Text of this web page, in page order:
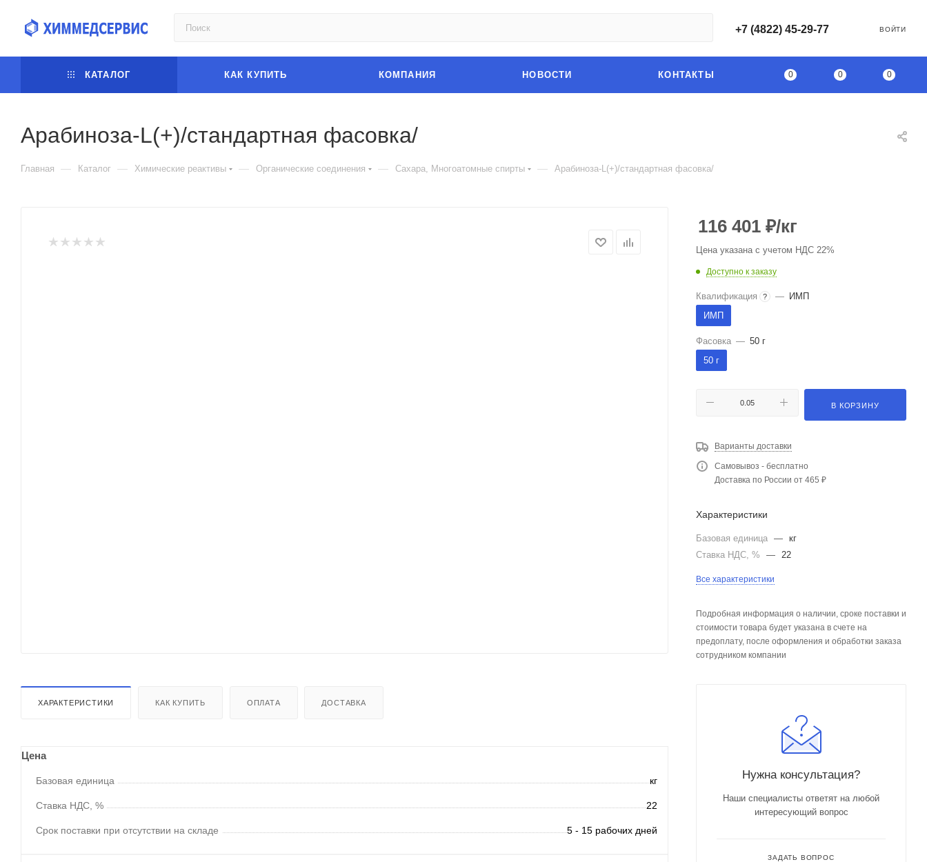
+7 (4822) 45-29-77 ВОЙТИ
0 0 0
КАТАЛОГ КАК КУПИТЬ КОМПАНИЯ НОВОСТИ КОНТАКТЫ
Арабиноза-L(+)/стандартная фасовка/
Главная — Каталог — Химические реактивы — Органические соединения — Сахара, Многоатомные спирты — Арабиноза-L(+)/стандартная фасовка/
ХАРАКТЕРИСТИКИ КАК КУПИТЬ ОПЛАТА ДОСТАВКА
Цена
Базовая единица кг
Ставка НДС, % 22
Срок поставки при отсутствии на складе 5 - 15 рабочих дней
116 401 ₽/кг
Цена указана с учетом НДС 22%
Доступно к заказу
Квалификация ? — ИМП
ИМП
Фасовка — 50 г
50 г
В КОРЗИНУ
Варианты доставки
Самовывоз - бесплатно
Доставка по России от 465 ₽
Характеристики
Базовая единица — кг
Ставка НДС, %
— 22
Все характеристики
Подробная информация о наличии, сроке поставки и
стоимости товара будет указана в счете на
предоплату, после оформления и обработки заказа
сотрудником компании
Нужна консультация?
Наши специалисты ответят на любой
интересующий вопрос
ЗАДАТЬ ВОПРОС